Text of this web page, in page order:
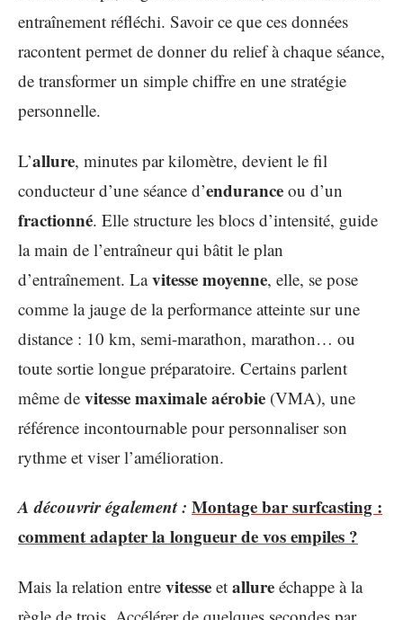
entraînement réfléchi. Savoir ce que ces données
racontent permet de donner du relief à chaque séance,
de transformer un simple chiffre en une stratégie
personnelle.
L’allure, minutes par kilomètre, devient le fil
conducteur d’une séance d’endurance ou d’un
fractionné. Elle structure les blocs d’intensité, guide
la main de l’entraîneur qui bâtit le plan
d’entraînement. Lavitesse moyenne, elle, se pose
comme la jauge de la performance atteinte sur une
distance : 10 km, semi-marathon, marathon… ou
toute sortie longue préparatoire. Certains parlent
même de vitesse maximale aérobie (VMA), une
référence incontournable pour personnaliser son
rythme et viser l’amélioration.
A découvrir également : Montage bar surfcasting :
comment adapter la longueur de vos empiles ?
Mais la relation entre vitesse et allure échappe à la
règle de trois. Accélérer de quelques secondes par